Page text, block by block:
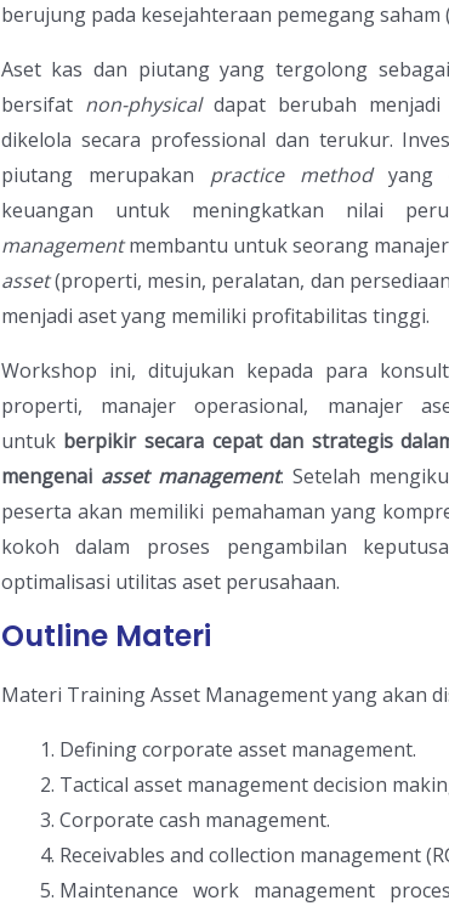
berujung pada kesejahteraan pemegang saham (
Aset kas dan piutang yang tergolong
bersifat non-physicaldapat berubah menjadi
dikelola secara professional dan terukur.
piutang merupakan practice methodyang
keuangan untuk meningkatkan nilai
managementmembantu untuk seorang
asset(properti, mesin, peralatan, dan
menjadi aset yang memiliki profitabilitas tinggi.
Workshop ini, ditujukan kepada para
properti, manajer operasional, manajer
untuk berpikir secara cepat dan strategis
mengenai asset management. Setelah
peserta akan memiliki pemahaman yang
kokoh dalam proses pengambilan
optimalisasi utilitas aset perusahaan.
Outline Materi
Materi Training Asset Management yang akan
Defining corporate asset management.
Tactical asset management decision
Corporate cash management.
Receivables and collection management
Maintenance work management